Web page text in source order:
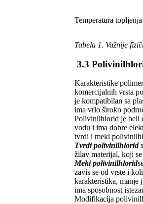
Temperatura topljenja
Tabela 1. Važnije
3.3
Karakteristike
komercijalnih vrsta
je kompatibilan sa
ima vrlo široko
Polivinilhlorid je beli
vodu i ima dobre
tvrdi i meki
Tvrdi polivinilhlorid
žilav materijal, koji
Meki polivinilhlorid
zavis se od vrste i
karakteristika, manje
ima sposobnost
Modifikacija